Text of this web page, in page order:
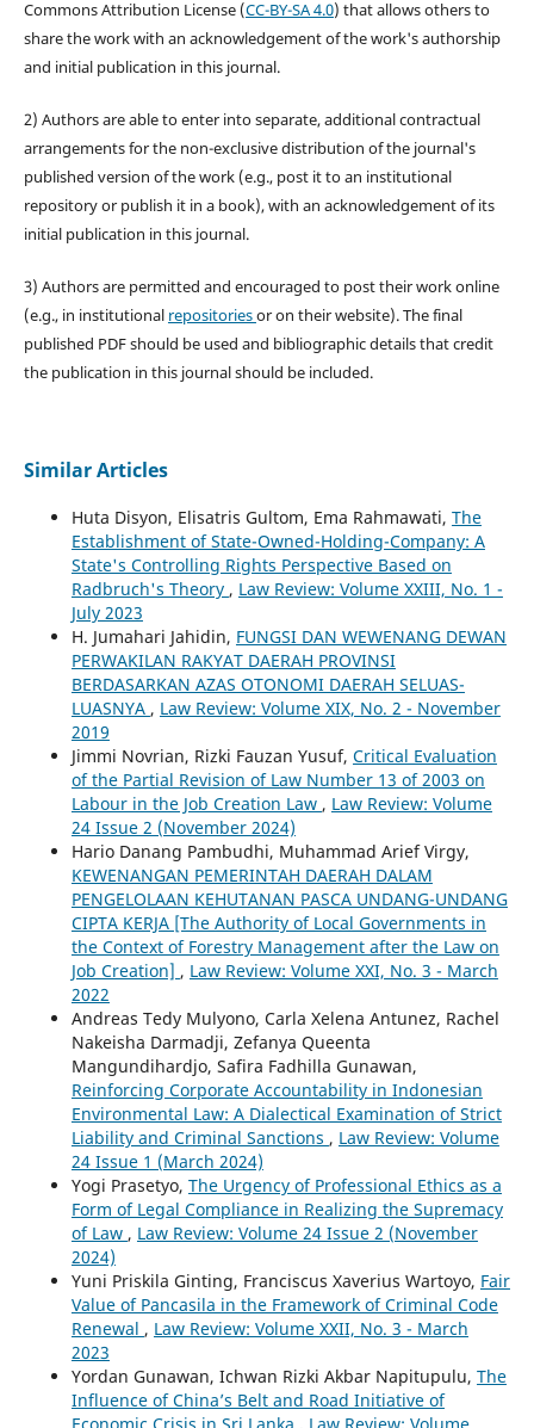
Commons Attribution License (CC-BY-SA 4.0) that allows others to
share the work with an acknowledgement of the work's authorship
and initial publication in this journal.
2) Authors are able to enter into separate, additional contractual
arrangements for the non-exclusive distribution of the journal's
published version of the work (e.g., post it to an institutional
repository or publish it in a book), with an acknowledgement of its
initial publication in this journal.
3) Authors are permitted and encouraged to post their work online
(e.g., in institutional repositoriesor on their website). The final
published PDF should be used and bibliographic details that credit
the publication in this journal should be included.
Similar Articles
Huta Disyon, Elisatris Gultom, Ema Rahmawati, The
Establishment of State-Owned-Holding-Company: A
State's Controlling Rights Perspective Based on
Radbruch's Theory , Law Review: Volume XXIII, No. 1 -
July 2023
H. Jumahari Jahidin, FUNGSI DAN WEWENANG DEWAN
PERWAKILAN RAKYAT DAERAH PROVINSI
BERDASARKAN AZAS OTONOMI DAERAH SELUAS-
LUASNYA , Law Review: Volume XIX, No. 2 - November
2019
Jimmi Novrian, Rizki Fauzan Yusuf, Critical Evaluation
of the Partial Revision of Law Number 13 of 2003 on
Labour in the Job Creation Law , Law Review: Volume
24 Issue 2 (November 2024)
Hario Danang Pambudhi, Muhammad Arief Virgy,
KEWENANGAN PEMERINTAH DAERAH DALAM
PENGELOLAAN KEHUTANAN PASCA UNDANG-UNDANG
CIPTA KERJA [The Authority of Local Governments in
the Context of Forestry Management after the Law on
Job Creation] , Law Review: Volume XXI, No. 3 - March
2022
Andreas Tedy Mulyono, Carla Xelena Antunez, Rachel
Nakeisha Darmadji, Zefanya Queenta
Mangundihardjo, Safira Fadhilla Gunawan,
Reinforcing Corporate Accountability in Indonesian
Environmental Law: A Dialectical Examination of Strict
Liability and Criminal Sanctions , Law Review: Volume
24 Issue 1 (March 2024)
Yogi Prasetyo, The Urgency of Professional Ethics as a
Form of Legal Compliance in Realizing the Supremacy
of Law , Law Review: Volume 24 Issue 2 (November
2024)
Yuni Priskila Ginting, Franciscus Xaverius Wartoyo, Fair
Value of Pancasila in the Framework of Criminal Code
Renewal , Law Review: Volume XXII, No. 3 - March
2023
Yordan Gunawan, Ichwan Rizki Akbar Napitupulu, The
Influence of China’s Belt and Road Initiative of